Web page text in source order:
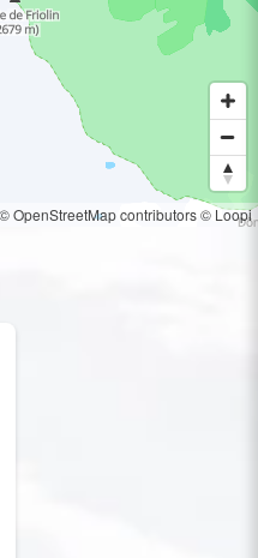
© OpenStreetMap contributors© Loopi